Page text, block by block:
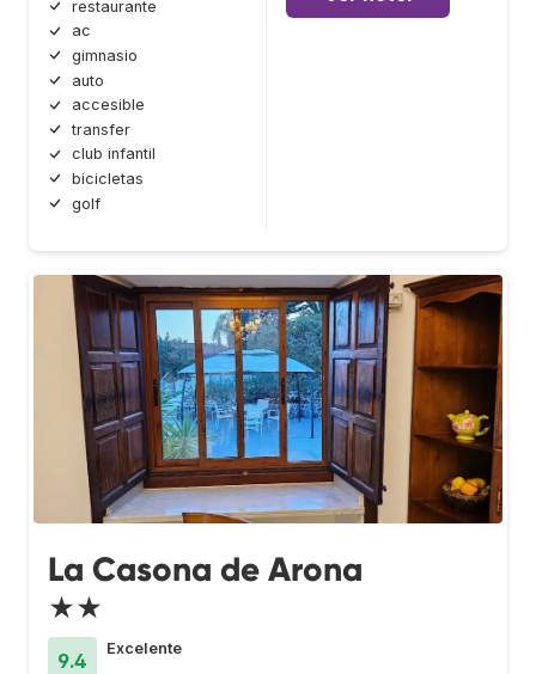
restaurante
ac
gimnasio
auto
accesible
transfer
club infantil
bicicletas
golf
La Casona de Arona
★★
9.4
Excelente